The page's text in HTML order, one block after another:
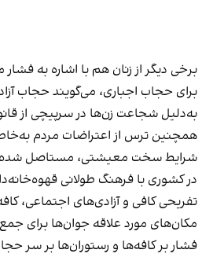
برخی دیگر از زنان هم با اشاره به
برای حجاب اجباری، می‌گویند حجاب
به‌دلیل شجاعت زن‌ها در سرپیچی از
همچنین ترس از اعتراضات مردم
شرایط سخت معیشتی، مستاصل
در کشوری با فرهنگ طولانی
تفریحی کافی و آزادی‌های اجتماعی،
مکان‌های مورد علاقه جوان‌ها برای
فشار بر کافه‌ها و رستوران‌ها بر سر